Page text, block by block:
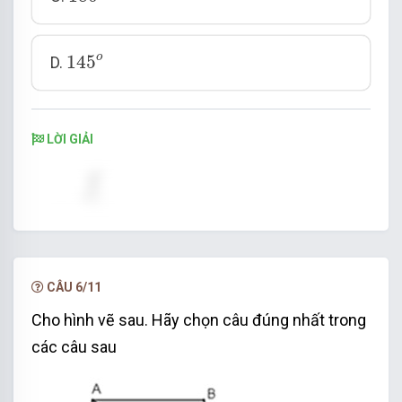
D. 145o
145o
LỜI GIẢI
CÂU 6/11
Cho hình vẽ sau. Hãy chọn câu đúng nhất trong
các câu sau